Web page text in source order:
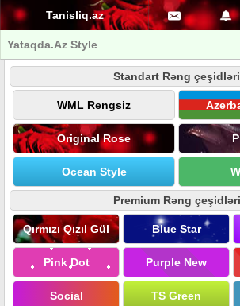
Tanisliq.az
Yataqda.Az Style
Standart Rəng çeşidləri
WML Rengsiz
Original Rose
Ocean Style
Premium Rəng çeşidləri
Qırmızı Qızıl Gül Blue Star
Pink Dot Purple New
Social TS Green